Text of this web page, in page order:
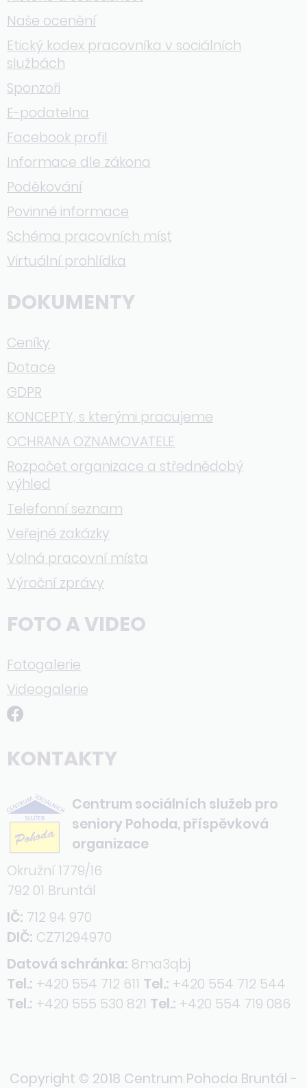
Naše ocenění
Etický kodex pracovníka v sociálních
službách
Sponzoři
E-podatelna
Facebook profil
Informace dle zákona
Poděkování
Povinné informace
Schéma pracovních míst
Virtuální prohlídka
DOKUMENTY
Ceníky
Dotace
GDPR
KONCEPTY, s kterými pracujeme
OCHRANA OZNAMOVATELE
Rozpočet organizace a střednědobý
výhled
Telefonní seznam
Veřejné zakázky
Volná pracovní místa
Výroční zprávy
FOTO A VIDEO
Fotogalerie
Videogalerie
KONTAKTY
Centrum sociálních služeb pro
seniory Pohoda, příspěvková
organizace
Okružní 1779/16
792 01 Bruntál
IČ: 712 94 970
DIČ: CZ71294970
Datová schránka: 8ma3qbj
Tel.: +420 554 712 611 Tel.: +420 554 712 544
Tel.: +420 555 530 821 Tel.: +420 554 719 086
Copyright © 2018 Centrum Pohoda Bruntál -